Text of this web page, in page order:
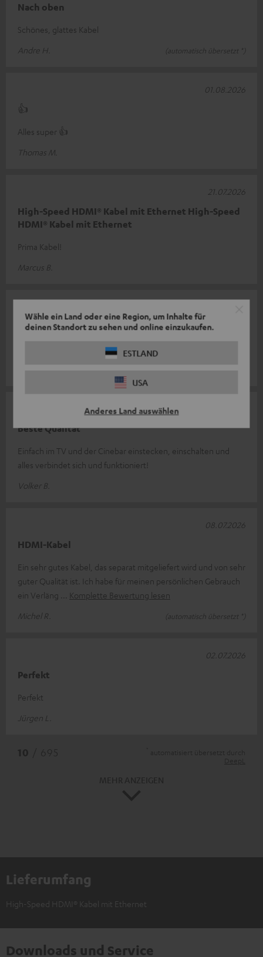
Wähle ein Land oder eine Region, um Inhalte für
deinen Standort zu sehen und online einzukaufen.
ESTLAND
USA
Anderes Land auswählen
Nach oben
Schönes, glattes Kabel
Andre H.
(automatisch übersetzt *)
👍
Alles super 👍
Thomas M.
01.08.2026
High-Speed HDMI® Kabel mit Ethernet High-Speed
HDMI® Kabel mit Ethernet
Prima Kabel!
Marcus B.
21.07.2026
Perfekt
Beste Qualität
Einfach im TV und der Cinebar einstecken, einschalten und
alles verbindet sich und funktioniert!
Volker B.
HDMI-Kabel
Ein sehr gutes Kabel, das separat mitgeliefert wird und von sehr
guter Qualität ist. Ich habe für meinen persönlichen Gebrauch
ein Verläng
Komplette Bewertung lesen
Michel R.
(automatisch übersetzt *)
08.07.2026
Perfekt
Perfekt
Jürgen L.
02.07.2026
Lieferumfang
High-Speed HDMI® Kabel mit Ethernet
Downloads und Service